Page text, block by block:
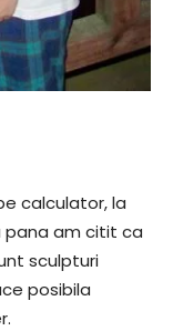
calculator, la
pana am citit ca
sculpturi
posibila